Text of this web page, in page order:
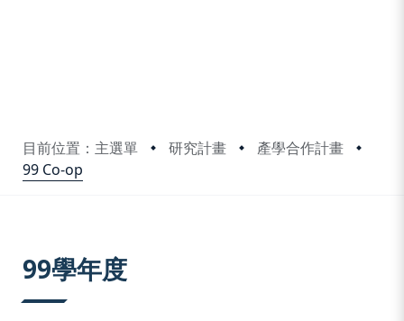
目前位置：主選單 研究計畫
產學合作計畫
99 Co-op
99學年度